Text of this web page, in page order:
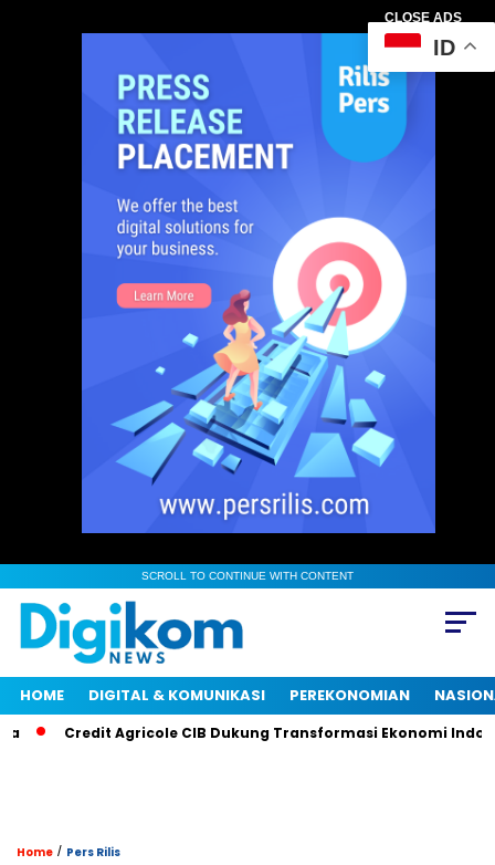
CLOSE ADS
SCROLL TO CONTINUE WITH CONTENT
HOME DIGITAL & KOMUNIKASI PEREKONOMIAN
Credit Agricole CIB Dukung Transformasi Ekonomi
Home / Pers Rilis
ID